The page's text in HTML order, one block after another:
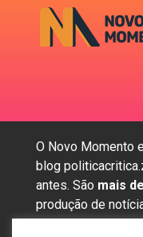
O Novo Momento
blog
antes. São mais
produção de
assuntos mais